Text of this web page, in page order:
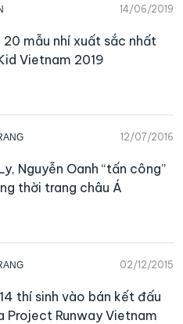
14/06/2019
20 mẫu nhí xuất sắc nhất
Vietnam 2019
12/07/2016
Nguyễn Oanh “tấn công”
thời trang châu Á
02/12/2015
14 thí sinh vào bán kết đấu
Project Runway Vietnam